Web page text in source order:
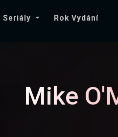
Seriály Rok Vydání
Mike